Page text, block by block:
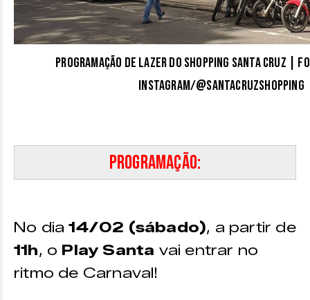
Programação de Lazer do Shopping Santa Cruz |
Instagram/@santacruzshopping
Programação:
No dia14/02 (sábado), a partir de
11h, o Play Santa vai entrar no
ritmo de Carnaval!